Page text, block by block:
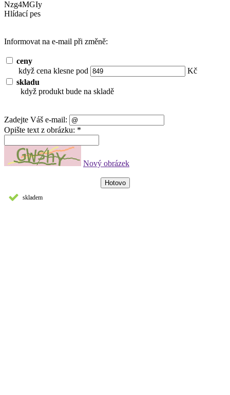
skladem
Nzg4MGIy
Hlídací pes
Informovat na e-mail při změně:
ceny
když cena klesne pod
Kč
skladu
když produkt bude na skladě
Zadejte Váš e-mail:
Opište text z obrázku: *
Nový obrázek